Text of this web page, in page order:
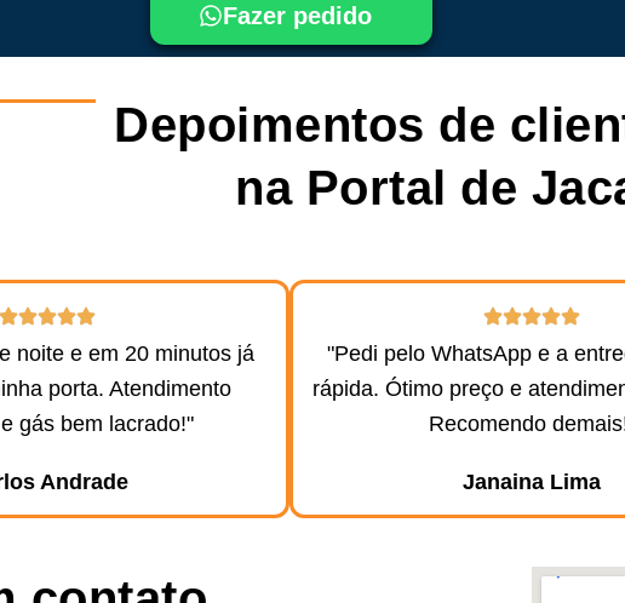
Fazer pedido
Depoimentos de
na Portal de
noite e em 20 minutos já
porta. Atendimento
gás bem lacrado!"
Andrade
"Pedi pelo WhatsApp e a
rápida. Ótimo preço e
Recomendo
Janaina Lima